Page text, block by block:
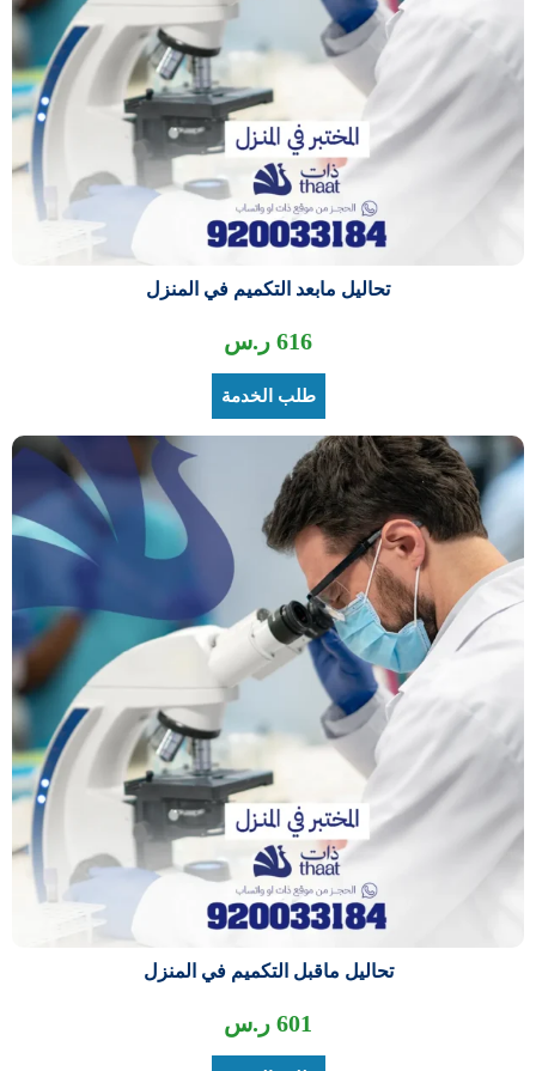
تحاليل مابعد التكميم في المنزل
616 ر.س
طلب الخدمة
تحاليل ماقبل التكميم في المنزل
601 ر.س